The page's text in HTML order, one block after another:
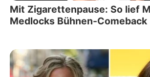
Mit Zigarettenpause: So lief
Medlocks Bühnen-Comeback